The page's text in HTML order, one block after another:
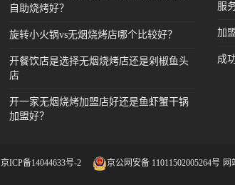
自助烧烤好？
旋转小火锅vs无烟烧烤店哪个比较好？
开餐饮店是选择无烟烧烤店还是剁椒鱼头
店
开一家无烟烧烤加盟店好还是鱼虾蟹干锅
加盟好？
服
加
成
京ICP备14044633号-2 京公网安备 11011502005264号 网